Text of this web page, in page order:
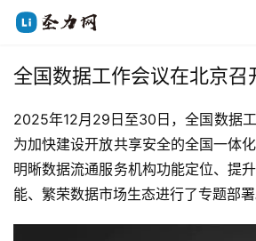
全国数据工作会议在北京召
2025年12月29日至30日，全国数据工
为加快建设开放共享安全的全国一体
明晰数据流通服务机构功能定位、提
能、繁荣数据市场生态进行了专题部署